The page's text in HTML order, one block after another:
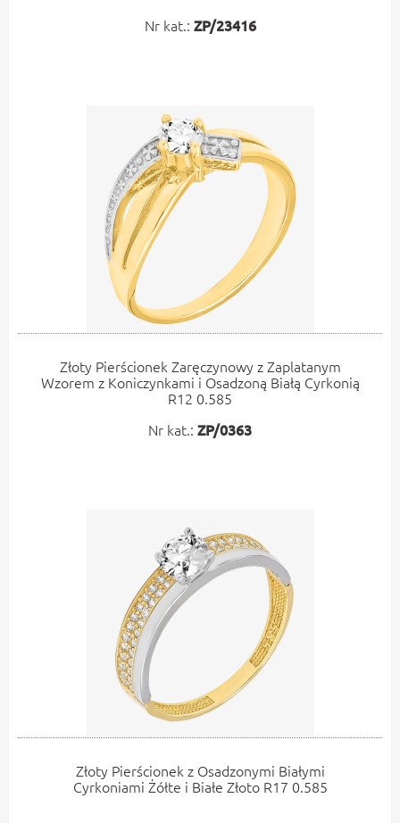
Nr kat.: ZP/23416
Złoty Pierścionek Zaręczynowy z Zaplatanym
Wzorem z Koniczynkami i Osadzoną Białą Cyrkonią
R12 0.585
Nr kat.: ZP/0363
Złoty Pierścionek z Osadzonymi Białymi
Cyrkoniami Żółte i Białe Złoto R17 0.585